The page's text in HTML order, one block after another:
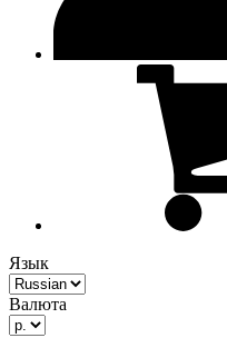
Язык
Валюта